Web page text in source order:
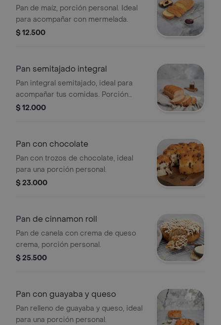
Pan de maíz, porción personal. Ideal
para acompañar con mermelada.
$ 12.500
Pan semitajado integral
Pan integral semitajado, ideal para
acompañar tus comidas. Porción
personal.
$ 12.000
Pan con chocolate
Pan con trozos de chocolate, ideal
para una porción personal.
$ 23.000
Pan de cinnamon roll
Pan de canela con crema de queso
crema, porción personal.
$ 25.500
Pan con guayaba y queso
Pan relleno de guayaba y queso, ideal
para una porción personal.